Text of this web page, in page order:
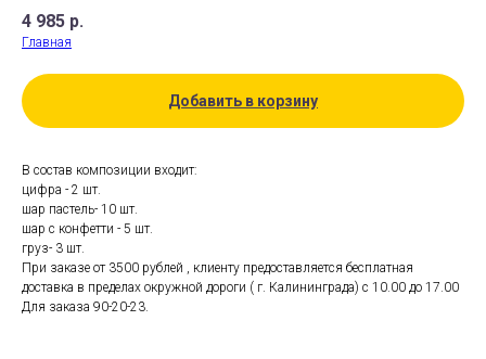
4 985 р.
Главная
Добавить в корзину
В состав композиции входит:
цифра - 2 шт.
шар пастель- 10 шт.
шар с конфетти - 5 шт.
груз- 3 шт.
При заказе от 3500 рублей , клиенту предоставляется бесплатная
доставка в пределах окружной дороги ( г. Калининграда) с 10.00 до 17.00
Для заказа 90-20-23.